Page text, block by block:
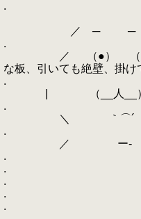
.
／ ─ ─
／ （●） （●
な板、引いても絶壁、掛
| （__人
＼ ｀⌒´
／ ー‐
.
.
.
.
.